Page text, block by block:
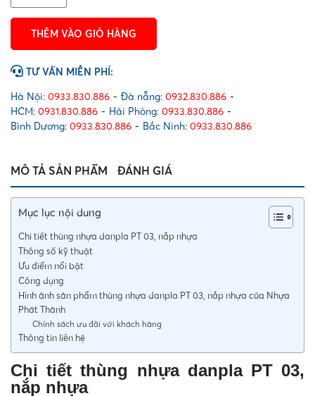
danpla
PT
nắp
nhựa
lượng
THÊM VÀO GIỎ HÀNG
TƯ VẤN MIỄN PHÍ:
Hà Nội: 0933.830.886 - Đà nẵng: 0932.830.886 -
HCM: 0931.830.886 - Hải Phòng: 0933.830.886 -
Bình Dương: 0933.830.886 - Bắc Ninh: 0933.830.886
MÔ TẢ SẢN PHẨM ĐÁNH GIÁ
Mục lục nội dung
Chi tiết thùng nhựa danpla PT 03, nắp nhựa
Thông số kỹ thuật
Ưu điểm nổi bật
Công dụng
Hình ảnh sản phẩm thùng nhựa danpla PT 03, nắp nhựa của Nhựa
Phát Thành
Chính sách ưu đãi với khách hàng
Thông tin liên hệ
Chi tiết thùng nhựa danpla PT 03,
nắp nhựa